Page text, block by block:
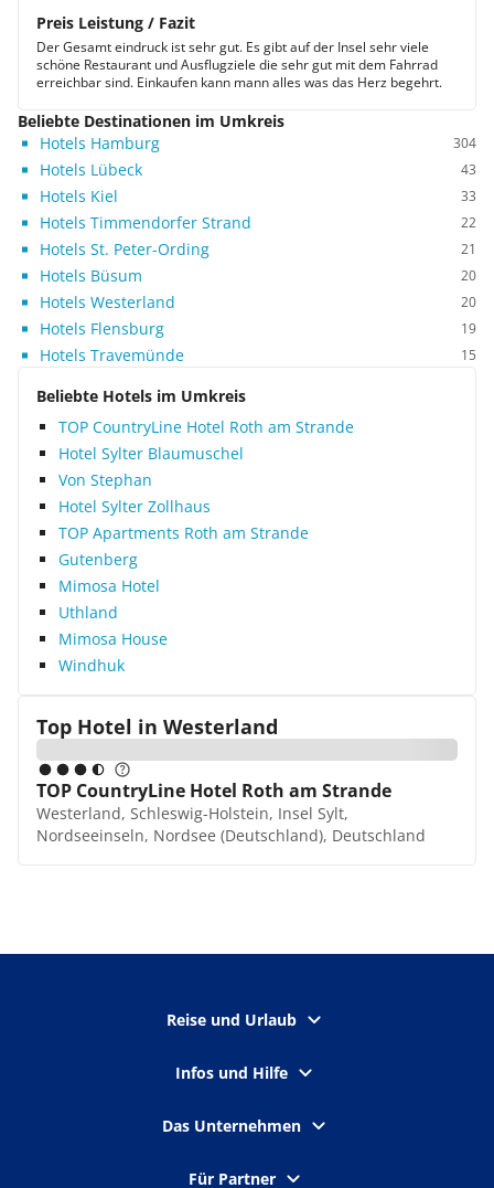
Preis Leistung / Fazit
Der Gesamt eindruck ist sehr gut. Es gibt auf der Insel sehr viele
schöne Restaurant und Ausflugziele die sehr gut mit dem Fahrrad
erreichbar sind. Einkaufen kann mann alles was das Herz begehrt.
Beliebte Destinationen im Umkreis
Hotels Hamburg
304
Hotels Lübeck 43
Hotels Kiel 33
Hotels Timmendorfer Strand 22
Hotels St. Peter-Ording 21
Hotels Büsum 20
Hotels Westerland 20
Hotels Flensburg 19
Hotels Travemünde 15
Beliebte Hotels im Umkreis
TOP CountryLine Hotel Roth am Strande
Hotel Sylter Blaumuschel
Von Stephan
Hotel Sylter Zollhaus
TOP Apartments Roth am Strande
Gutenberg
Mimosa Hotel
Uthland
Mimosa House
Windhuk
Top Hotel in Westerland
TOP CountryLine Hotel Roth am Strande
Westerland, Schleswig-Holstein, Insel Sylt,
Nordseeinseln, Nordsee (Deutschland), Deutschland
Reise und Urlaub
Infos und Hilfe
Das Unternehmen
Für Partner